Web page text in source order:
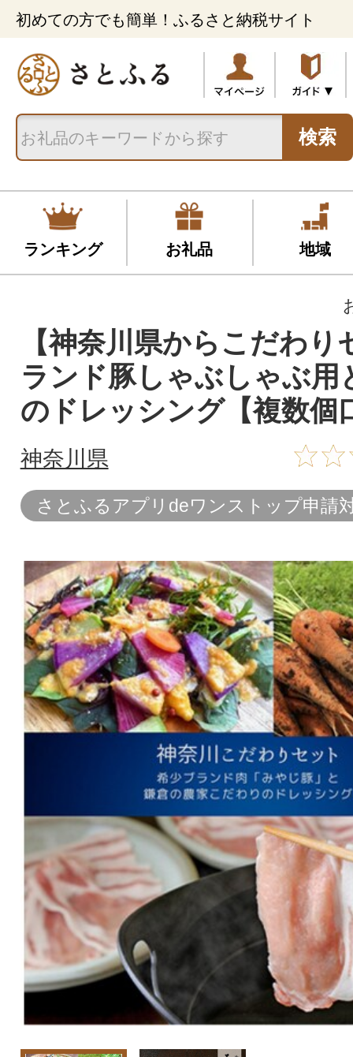
初めての方でも簡単！ふるさと納税サイト
検索
ランキング お礼品 地域
【神奈川県からこだわり
ランド豚しゃぶしゃぶ用
のドレッシング【複数個
神奈川県
さとふるアプリdeワンストップ申請